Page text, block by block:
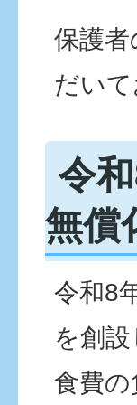
保護
だいて
令
無償
令和8
を創
食費